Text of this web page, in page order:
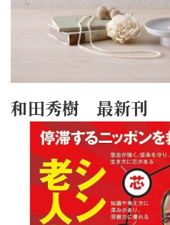
和田秀樹 最新刊